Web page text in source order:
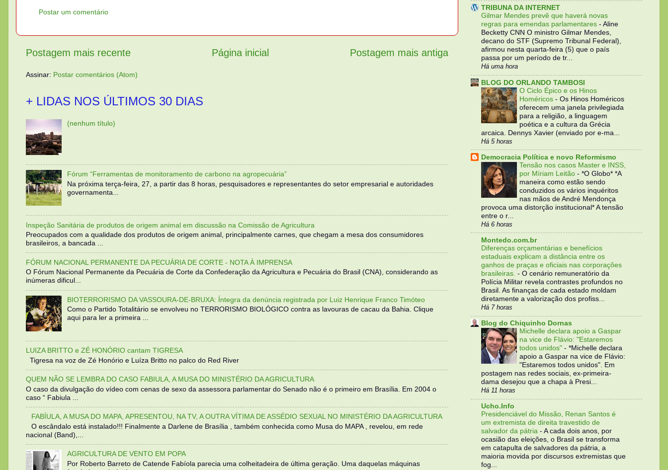
Postar um comentário
Postagem mais recente Postagem mais antiga
Página inicial
Assinar: Postar comentários (Atom)
+ LIDAS NOS ÚLTIMOS 30 DIAS
(nenhum título)
Fórum “Ferramentas de monitoramento de carbono na agropecuária”
Na próxima terça-feira, 27, a partir das 8 horas, pesquisadores e representantes do setor empresarial e autoridades
governamenta...
Inspeção Sanitária de produtos de origem animal em discussão na Comissão de Agricultura
Preocupados com a qualidade dos produtos de origem animal, principalmente carnes, que chegam a mesa dos consumidores
brasileiros, a bancada ...
FÓRUM NACIONAL PERMANENTE DA PECUÁRIA DE CORTE - NOTA À IMPRENSA
O Fórum Nacional Permanente da Pecuária de Corte da Confederação da Agricultura e Pecuária do Brasil (CNA), considerando as
inúmeras dificul...
BIOTERRORISMO DA VASSOURA-DE-BRUXA: Íntegra da denúncia registrada por Luiz Henrique Franco Timóteo
Como o Partido Totalitário se envolveu no TERRORISMO BIOLÓGICO contra as lavouras de cacau da Bahia. Clique
aqui para ler a primeira ...
LUIZA BRITTO e ZÉ HONÓRIO cantam TIGRESA
Tigresa na voz de Zé Honório e Luíza Britto no palco do Red River
QUEM NÃO SE LEMBRA DO CASO FABIULA, A MUSA DO MINISTÉRIO DA AGRICULTURA
O caso da divulgação do vídeo com cenas de sexo da assessora parlamentar do Senado não é o primeiro em Brasília. Em 2004 o
caso “ Fabiula ...
FABÍULA, A MUSA DO MAPA, APRESENTOU, NA TV, A OUTRA VÍTIMA DE ASSÉDIO SEXUAL NO MINISTÉRIO DA AGRICULTURA
O escândalo está instalado!!! Finalmente a Darlene de Brasília , também conhecida como Musa do MAPA , revelou, em rede
nacional (Band),...
AGRICULTURA DE VENTO EM POPA
Por Roberto Barreto de Catende Fabíola parecia uma colheitadeira de última geração. Uma daquelas máquinas
TRIBUNA DA INTERNET
Gilmar Mendes prevê que haverá novas
regras para emendas parlamentares - Aline
Becketty CNN O ministro Gilmar Mendes,
decano do STF (Supremo Tribunal Federal),
afirmou nesta quarta-feira (5) que o país
passa por um período de tr...
Há uma hora
BLOG DO ORLANDO TAMBOSI
O Ciclo Épico e os Hinos
Homéricos - Os Hinos Homéricos
oferecem uma janela privilegiada
para a religião, a linguagem
poética e a cultura da Grécia
arcaica. Dennys Xavier (enviado por e-ma...
Há 5 horas
Democracia Política e novo Reformismo
Tensão nos casos Master e INSS,
por Míriam Leitão - *O Globo* *A
maneira como estão sendo
conduzidos os vários inquéritos
nas mãos de André Mendonça
provoca uma distorção institucional* A tensão
entre o r...
Há 6 horas
Montedo.com.br
Diferenças orçamentárias e benefícios
estaduais explicam a distância entre os
ganhos de praças e oficiais nas corporações
brasileiras. - O cenário remuneratório da
Polícia Militar revela contrastes profundos no
Brasil. As finanças de cada estado moldam
diretamente a valorização dos profiss...
Há 7 horas
Blog do Chiquinho Dornas
Michelle declara apoio a Gaspar
na vice de Flávio: "Estaremos
todos unidos" - *Michelle declara
apoio a Gaspar na vice de Flávio:
"Estaremos todos unidos". Em
postagem nas redes sociais, ex-primeira-
dama desejou que a chapa à Presi...
Há 11 horas
Ucho.Info
Presidenciável do Missão, Renan Santos é
um extremista de direita travestido de
salvador da pátria - A cada dois anos, por
ocasião das eleições, o Brasil se transforma
em catapulta de salvadores da pátria, a
maioria movida por discursos extremistas que
fog...